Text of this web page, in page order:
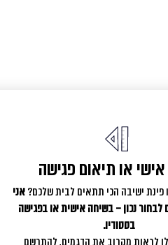
בכך שזה היה תענוג לעבוד
הצרכים שלנו והמשיך
שאת עושה החל מצורת
אישי או תיאום פגישה
פינת ישיבה הכי תתאים לבית שלכם?אני
לבחור נכון – בשיחה אישית או בפגישה
בסטודיו.